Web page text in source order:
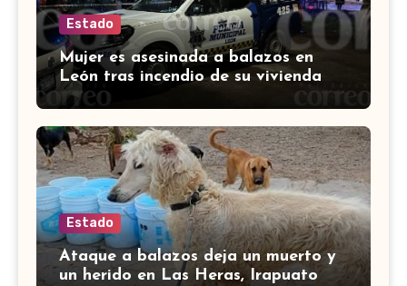
Estado
Mujer es asesinada a balazos en
León tras incendio de su vivienda
con bombas molotov
Estado
Ataque a balazos deja un muerto y
un herido en Las Heras, Irapuato